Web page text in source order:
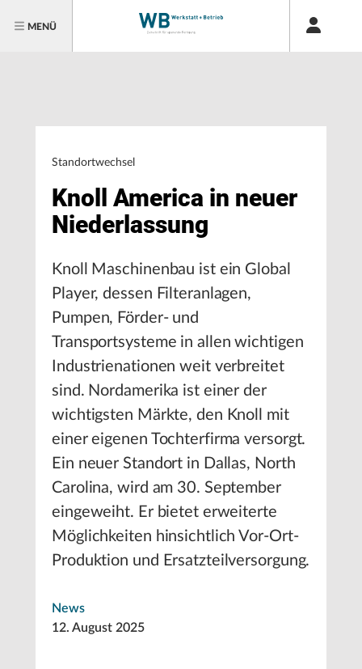
MENÜ
Standortwechsel
Knoll America in neuer
Niederlassung
Knoll Maschinenbau ist ein Global
Player, dessen Filteranlagen,
Pumpen, Förder- und
Transportsysteme in allen wichtigen
Industrienationen weit verbreitet
sind. Nordamerika ist einer der
wichtigsten Märkte, den Knoll mit
einer eigenen Tochterfirma versorgt.
Ein neuer Standort in Dallas, North
Carolina, wird am 30. September
eingeweiht. Er bietet erweiterte
Möglichkeiten hinsichtlich Vor-Ort-
Produktion und Ersatzteilversorgung.
News
12. August 2025